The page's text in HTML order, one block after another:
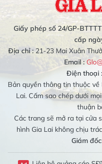
Giấy phép số 24/GP-
cấp
Địa chỉ :21-23 Mai Xuân
Email :
Điện thoại :
Bản quyền thông tin thuộc
Lai. Cấm sao chép dưới
thuận
Các trang sẽ mở ra tại cửa
hình Gia Lai không chịu
Giám